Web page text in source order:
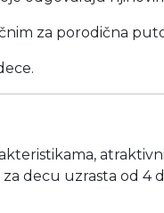
za porodična
decu uzrasta od 4